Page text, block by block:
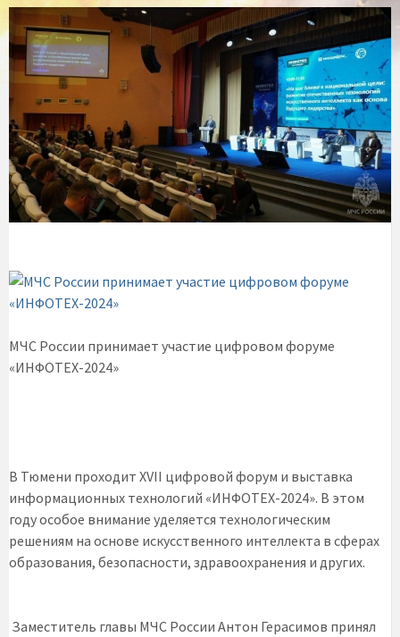
МЧС России принимает участие цифровом форуме
«ИНФОТЕХ-2024»
В Тюмени проходит XVII цифровой форум и выставка
информационных технологий «ИНФОТЕХ-2024». В этом
году особое внимание уделяется технологическим
решениям на основе искусственного интеллекта в сферах
образования, безопасности, здравоохранения и других.
Заместитель главы МЧС России Антон Герасимов принял